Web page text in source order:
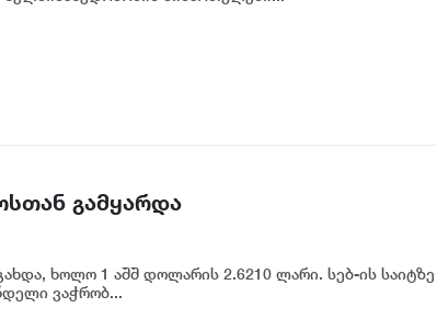
გამყარდა
ხოლო 1 აშშ დოლარის 2.6210 ლარი. სებ-ის საიტზე
ვაჭრობ...